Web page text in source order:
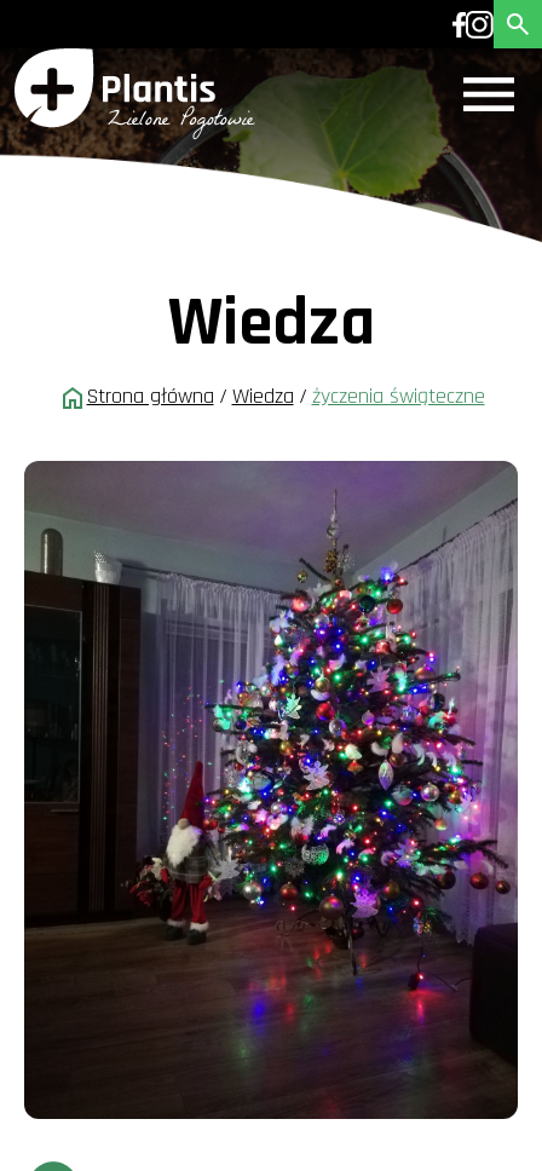
Wiedza
Strona główna / Wiedza / życzenia świąteczne